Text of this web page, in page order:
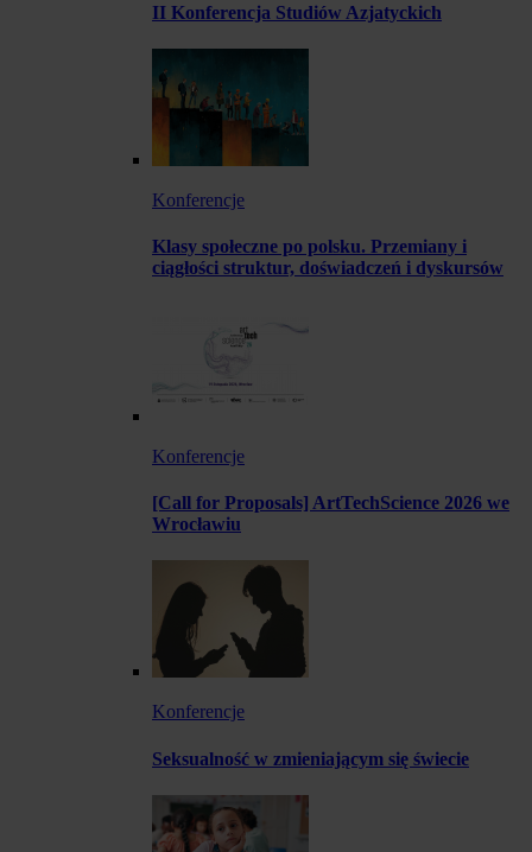
II Konferencja Studiów Azjatyckich
Konferencje
Klasy społeczne po polsku. Przemiany i
ciągłości struktur, doświadczeń i dyskursów
Konferencje
[Call for Proposals] ArtTechScience 2026 we
Wrocławiu
Konferencje
Seksualność w zmieniającym się świecie